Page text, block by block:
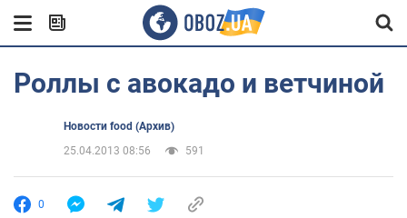
Роллы с авокадо и ветчиной
Новости food (Архив)
25.04.2013 08:56
591
0